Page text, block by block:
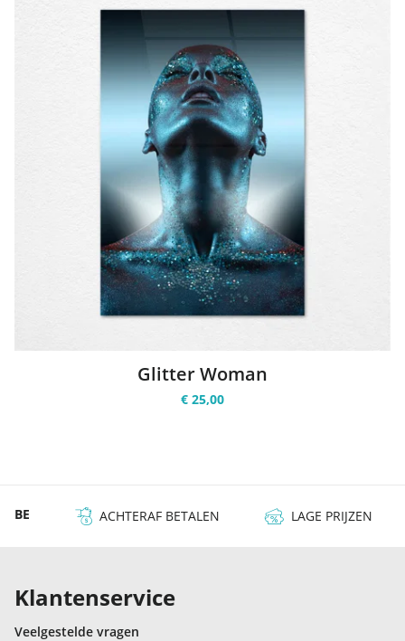
Glitter Woman
€ 25,00
BE ACHTERAF BETALEN LAGE PRIJZEN
Klantenservice
Veelgestelde vragen